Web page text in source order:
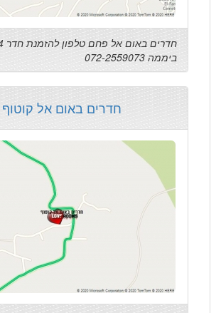
ביממה 072-2559073
חדרים באום אל קוטוף